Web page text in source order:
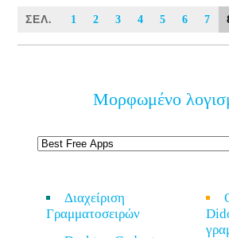
ΣΕΛ. 1 2 3 4 5 6 7
Μορφωμένο
Διαχείριση
Γραμματοσειρών